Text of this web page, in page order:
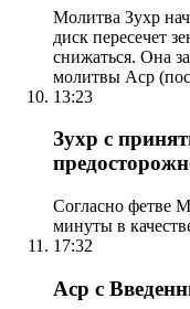
Молитва Зухр
диск пересечет
снижаться. Она
молитвы Аср
13:23
Зухр с
Согласно фетве
минуты в
17:32
Аср с